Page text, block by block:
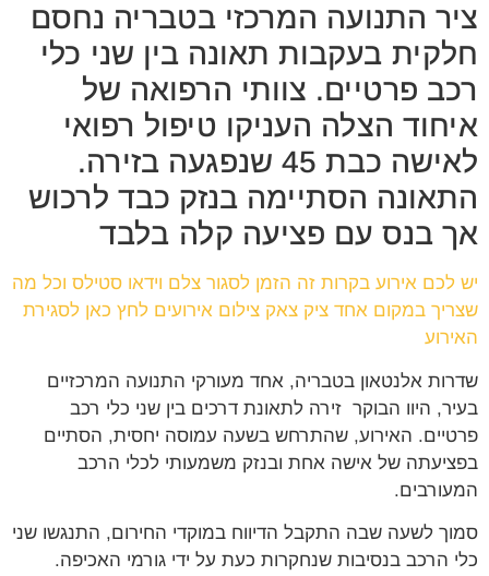
ציר התנועה המרכזי בטבריה נחסם
חלקית בעקבות תאונה בין שני כלי
רכב פרטיים. צוותי הרפואה של
איחוד הצלה העניקו טיפול רפואי
לאישה כבת 45 שנפגעה בזירה.
התאונה הסתיימה בנזק כבד לרכוש
אך בנס עם פציעה קלה בלבד
יש לכם אירוע בקרות זה הזמן לסגור צלם וידאו סטילס וכל מה
שצריך במקום אחד ציק צאק צילום אירועים לחץ כאן לסגירת
האירוע
שדרות אלנטאון בטבריה, אחד מעורקי התנועה המרכזיים
בעיר, היוו הבוקר זירה לתאונת דרכים בין שני כלי רכב
פרטיים. האירוע, שהתרחש בשעה עמוסה יחסית, הסתיים
בפציעתה של אישה אחת ובנזק משמעותי לכלי הרכב
המעורבים.
סמוך לשעה שבה התקבל הדיווח במוקדי החירום, התנגשו שני
כלי הרכב בנסיבות שנחקרות כעת על ידי גורמי האכיפה.